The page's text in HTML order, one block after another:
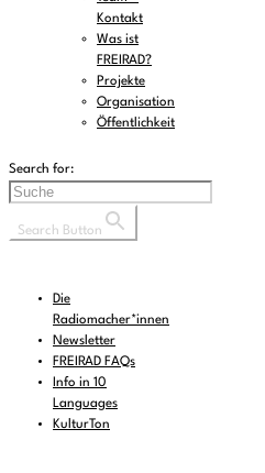
Kontakt
Was ist
FREIRAD?
Projekte
Organisation
Öffentlichkeit
Search for:
Search Button
Die
Radiomacher*innen
Newsletter
FREIRAD FAQs
Info in 10
Languages
KulturTon